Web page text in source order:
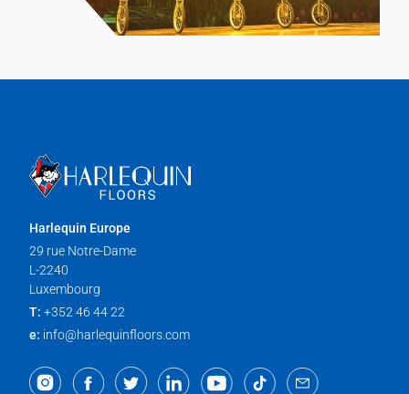
Harlequin Europe
29 rue Notre-Dame
L-2240
Luxembourg
T: +352 46 44 22
e: info@harlequinfloors.com